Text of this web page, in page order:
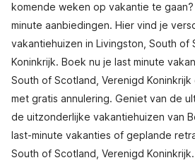
komende weken op vakantie te
minute aanbiedingen. Hier vind je
vakantiehuizen in Livingston, South of
Koninkrijk. Boek nu je last minute
South of Scotland, Verenigd
met gratis annulering. Geniet van de
de uitzonderlijke vakantiehuizen van
last-minute vakanties of geplande
South of Scotland, Verenigd